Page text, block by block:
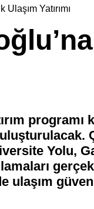
Yatırımı
programı
Yolu,
ulaşım